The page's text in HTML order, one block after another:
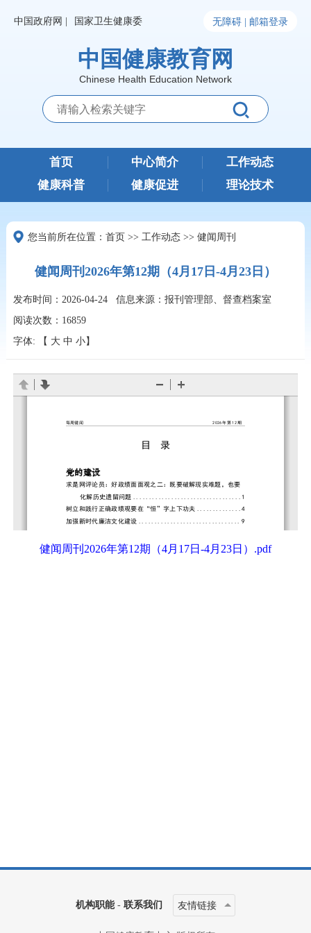
中国政府网 | 国家卫生健康委 无障碍 | 邮箱登录
中国健康教育网
Chinese Health Education Network
首页 中心简介
工作动态
健康科普
健康促进 理论技术
您当前所在位置： 首页 >> 工作动态>> 健闻周刊
健闻周刊2026年第12期（4月17日-4月23日）
发布时间：2026-04-24
信息来源：报刊管理部、督查档案室
阅读次数： 16859
字体: 【 大 中 小】
健闻周刊2026年第12期（4月17日-4月23日）.pdf
机构职能- 联系我们 友情链接